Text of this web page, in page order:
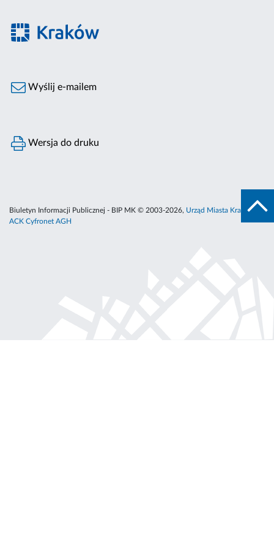
Wyślij e-mailem
Wersja do druku
Biuletyn Informacji Publicznej - BIP MK © 2003-2026, Urząd Miasta Krakowa
ACK Cyfronet AGH